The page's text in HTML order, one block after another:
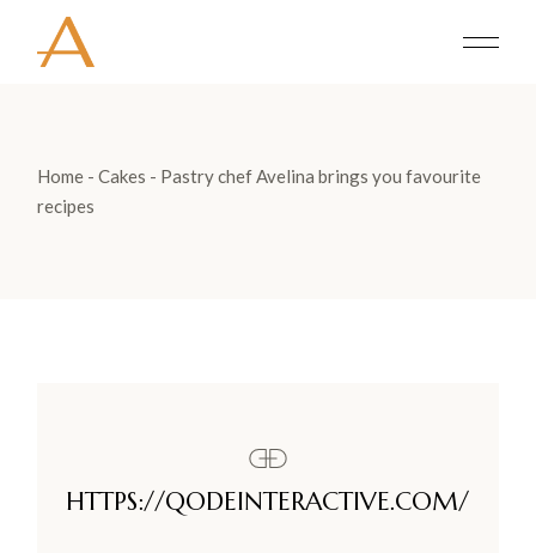
Home Cakes
Pastry chef Avelina brings you favourite
recipes
HTTPS://QODEINTERACTIVE.COM/